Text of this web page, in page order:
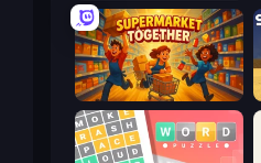
Supermarket Together